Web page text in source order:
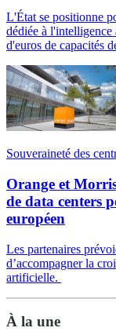
L'État se positionne
dédiée à
d'euros de capacités
Souveraineté des
Orange et
de data centers
européen
Les partenaires
d’accompagner la
artificielle.
À la une